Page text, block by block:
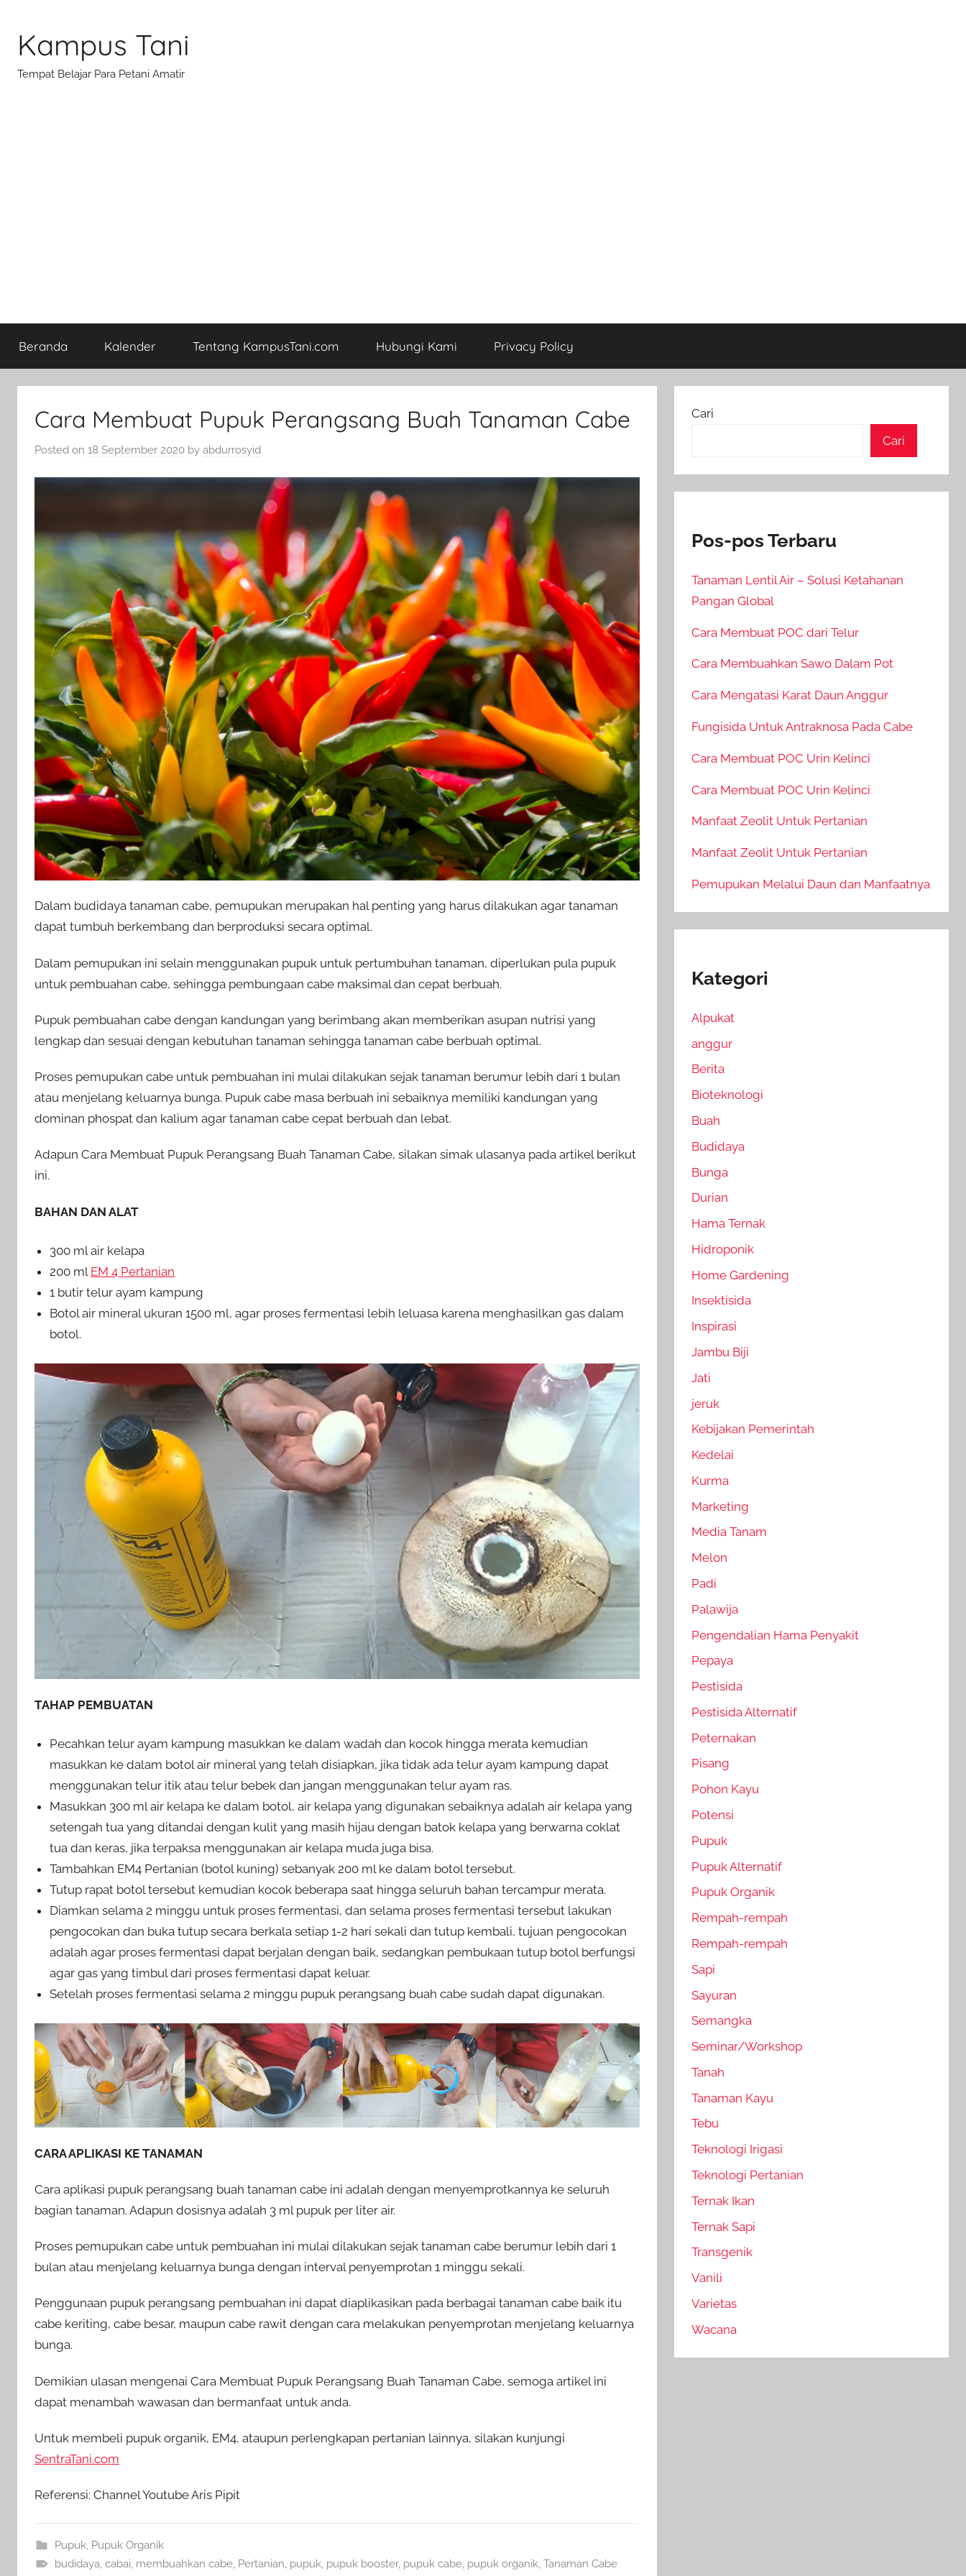
content
Kampus Tani
Tempat Belajar Para Petani Amatir
Beranda Kalender Tentang KampusTani.com Hubungi Kami Privacy Policy
Cara Membuat Pupuk Perangsang Buah Tanaman Cabe
Posted on 18 September 2020 by abdurrosyid
Dalam budidaya tanaman cabe, pemupukan merupakan hal penting yang harus dilakukan agar tanaman
dapat tumbuh berkembang dan berproduksi secara optimal.
Dalam pemupukan ini selain menggunakan pupuk untuk pertumbuhan tanaman, diperlukan pula pupuk
untuk pembuahan cabe, sehingga pembungaan cabe maksimal dan cepat berbuah.
Pupuk pembuahan cabe dengan kandungan yang berimbang akan memberikan asupan nutrisi yang
lengkap dan sesuai dengan kebutuhan tanaman sehingga tanaman cabe berbuah optimal.
Proses pemupukan cabe untuk pembuahan ini mulai dilakukan sejak tanaman berumur lebih dari 1 bulan
atau menjelang keluarnya bunga. Pupuk cabe masa berbuah ini sebaiknya memiliki kandungan yang
dominan phospat dan kalium agar tanaman cabe cepat berbuah dan lebat.
Adapun Cara Membuat Pupuk Perangsang Buah Tanaman Cabe, silakan simak ulasanya pada artikel berikut
ini.
BAHAN DAN ALAT
300 ml air kelapa
200 ml EM 4 Pertanian
1 butir telur ayam kampung
Botol air mineral ukuran 1500 ml, agar proses fermentasi lebih leluasa karena menghasilkan gas dalam
botol.
TAHAP PEMBUATAN
Pecahkan telur ayam kampung masukkan ke dalam wadah dan kocok hingga merata kemudian
masukkan ke dalam botol air mineral yang telah disiapkan, jika tidak ada telur ayam kampung dapat
menggunakan telur itik atau telur bebek dan jangan menggunakan telur ayam ras.
Masukkan 300 ml air kelapa ke dalam botol, air kelapa yang digunakan sebaiknya adalah air kelapa yang
setengah tua yang ditandai dengan kulit yang masih hijau dengan batok kelapa yang berwarna coklat
tua dan keras, jika terpaksa menggunakan air kelapa muda juga bisa.
Tambahkan EM4 Pertanian (botol kuning) sebanyak 200 ml ke dalam botol tersebut.
Tutup rapat botol tersebut kemudian kocok beberapa saat hingga seluruh bahan tercampur merata.
Diamkan selama 2 minggu untuk proses fermentasi, dan selama proses fermentasi tersebut lakukan
pengocokan dan buka tutup secara berkala setiap 1-2 hari sekali dan tutup kembali, tujuan pengocokan
adalah agar proses fermentasi dapat berjalan dengan baik, sedangkan pembukaan tutup botol berfungsi
agar gas yang timbul dari proses fermentasi dapat keluar.
Setelah proses fermentasi selama 2 minggu pupuk perangsang buah cabe sudah dapat digunakan.
CARA APLIKASI KE TANAMAN
Cara aplikasi pupuk perangsang buah tanaman cabe ini adalah dengan menyemprotkannya ke seluruh
bagian tanaman. Adapun dosisnya adalah 3 ml pupuk per liter air.
Proses pemupukan cabe untuk pembuahan ini mulai dilakukan sejak tanaman cabe berumur lebih dari 1
bulan atau menjelang keluarnya bunga dengan interval penyemprotan 1 minggu sekali.
Penggunaan pupuk perangsang pembuahan ini dapat diaplikasikan pada berbagai tanaman cabe baik itu
cabe keriting, cabe besar, maupun cabe rawit dengan cara melakukan penyemprotan menjelang keluarnya
bunga.
Demikian ulasan mengenai Cara Membuat Pupuk Perangsang Buah Tanaman Cabe, semoga artikel ini
dapat menambah wawasan dan bermanfaat untuk anda.
Untuk membeli pupuk organik, EM4, ataupun perlengkapan pertanian lainnya, silakan kunjungi
SentraTani.com
Referensi: Channel Youtube Aris Pipit
Pupuk, Pupuk Organik
budidaya, cabai, membuahkan cabe, Pertanian, pupuk, pupuk booster, pupuk cabe, pupuk organik, Tanaman Cabe
Cari
Cari
Pos-pos Terbaru
Tanaman Lentil Air – Solusi Ketahanan
Pangan Global
Cara Membuat POC dari Telur
Cara Membuahkan Sawo Dalam Pot
Cara Mengatasi Karat Daun Anggur
Fungisida Untuk Antraknosa Pada Cabe
Cara Membuat POC Urin Kelinci
Cara Membuat POC Urin Kelinci
Manfaat Zeolit Untuk Pertanian
Manfaat Zeolit Untuk Pertanian
Pemupukan Melalui Daun dan Manfaatnya
Kategori
Alpukat
anggur
Berita
Bioteknologi
Buah
Budidaya
Bunga
Durian
Hama Ternak
Hidroponik
Home Gardening
Insektisida
Inspirasi
Jambu Biji
Jati
jeruk
Kebijakan Pemerintah
Kedelai
Kurma
Marketing
Media Tanam
Melon
Padi
Palawija
Pengendalian Hama Penyakit
Pepaya
Pestisida
Pestisida Alternatif
Peternakan
Pisang
Pohon Kayu
Potensi
Pupuk
Pupuk Alternatif
Pupuk Organik
Rempah-rempah
Rempah-rempah
Sapi
Sayuran
Semangka
Seminar/Workshop
Tanah
Tanaman Kayu
Tebu
Teknologi Irigasi
Teknologi Pertanian
Ternak Ikan
Ternak Sapi
Transgenik
Vanili
Varietas
Wacana